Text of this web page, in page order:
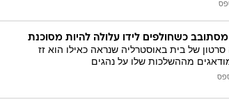
כשחולפים לידו עלולה להיות מסוכנת
של בית באוסטרליה שנראה כאילו הוא זז
מההשלכות שלו על נהגים